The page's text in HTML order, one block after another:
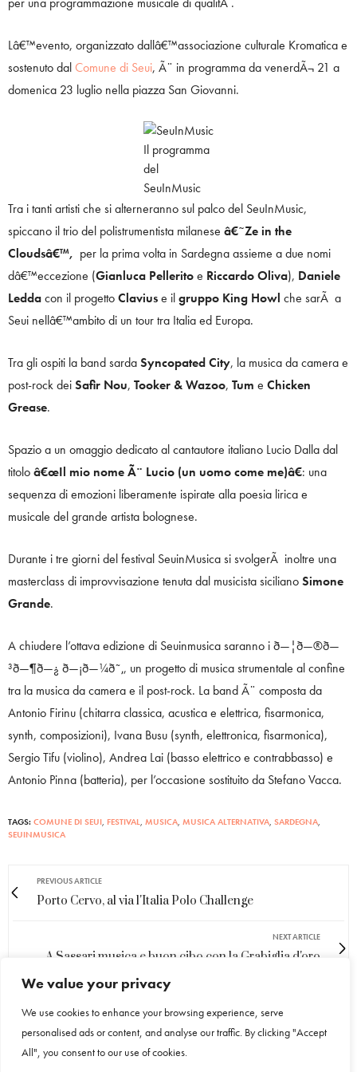
We value your privacy
We use cookies to enhance your browsing experience, serve
personalised ads or content, and analyse our traffic. By clicking "Accept
All", you consent to our use of cookies.
Lâ€™evento, organizzato dallâ€™associazione culturale Kromatica e
sostenuto dalComune di Seui, Ã¨ in programma da venerdÃ¬ 21 a
domenica 23 luglio nella piazza San Giovanni.
Il programma
del
SeuInMusic
Tra i tanti artisti che si alterneranno sul palco del SeuInMusic,
spiccano il trio del polistrumentista milanese â€˜Ze in the
Cloudsâ€™, per la prima volta in Sardegna assieme a due nomi
dâ€™eccezione (Gianluca Pelleritoe Riccardo Oliva), Daniele
Leddacon il progettoClaviuse ilgruppo King Howl che sarÃ a
Seui nellâ€™ambito di un tour tra Italia ed Europa.
Tra gli ospiti la band sardaSyncopated City, la musica da camera e
post-rock deiSafir Nou, Tooker & Wazoo, Tum e Chicken
Grease.
Spazio a un omaggio dedicato al cantautore italiano Lucio Dalla dal
titoloâ€œIl mio nome Ã¨ Lucio (un uomo come me)â€: una
sequenza di emozioni liberamente ispirate alla poesia lirica e
musicale del grande artista bolognese.
Durante i tre giorni del festival SeuinMusica si svolgerÃ inoltre una
masterclass di improvvisazione tenuta dal musicista sicilianoSimone
Grande.
A chiudere l’ottava edizione di Seuinmusica saranno i ð—¦ð—®ð—
³ð—¶ð—¿ ð—¡ð—¼ð˜‚, un progetto di musica strumentale al confine
tra la musica da camera e il post-rock. La band Ã¨ composta da
Antonio Firinu (chitarra classica, acustica e elettrica, fisarmonica,
synth, composizioni), Ivana Busu (synth, elettronica, fisarmonica),
Sergio Tifu (violino), Andrea Lai (basso elettrico e contrabbasso) e
Antonio Pinna (batteria), per l’occasione sostituito da Stefano Vacca.
TAGS: COMUNE DI SEUI FESTIVAL MUSICA MUSICA ALTERNATIVA SARDEGNA
SEUINMUSICA
PREVIOUS ARTICLE
Porto Cervo, al via l'Italia Polo Challenge
NEXT ARTICLE
A Sassari musica e buon cibo con la Grabiglia d'oro